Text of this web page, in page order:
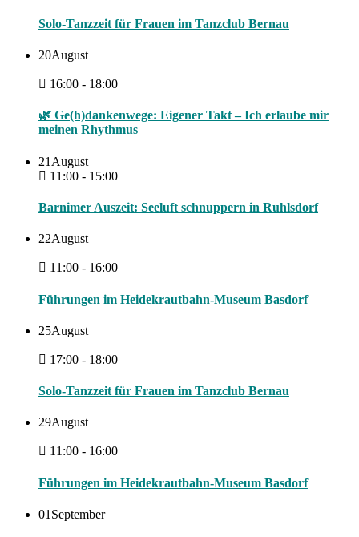
Solo-Tanzzeit für Frauen im Tanzclub Bernau
20August
16:00 - 18:00
🌿 Ge(h)dankenwege: Eigener Takt – Ich erlaube mir
meinen Rhythmus
21 August
11:00 - 15:00
Barnimer Auszeit: Seeluft schnuppern in Ruhlsdorf
22August
11:00 - 16:00
Führungen im Heidekrautbahn-Museum Basdorf
25August
17:00 - 18:00
Solo-Tanzzeit für Frauen im Tanzclub Bernau
29August
11:00 - 16:00
Führungen im Heidekrautbahn-Museum Basdorf
01 September